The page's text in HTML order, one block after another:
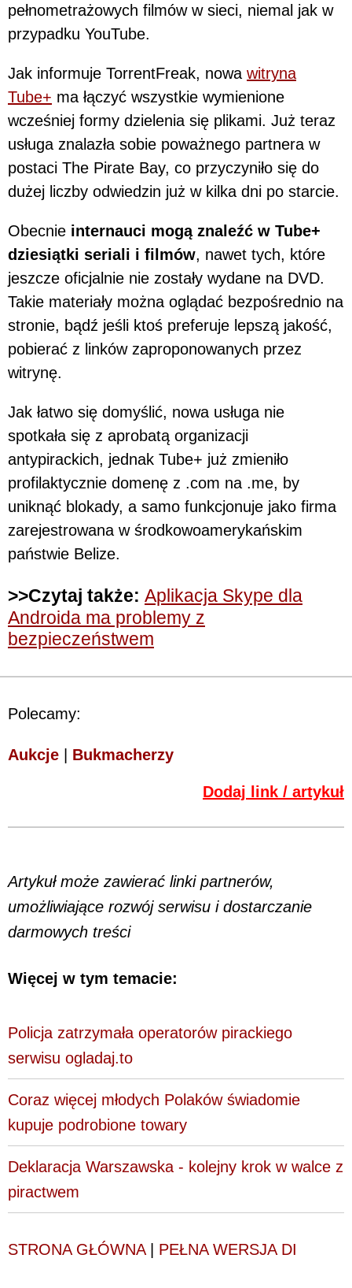
pełnometrażowych filmów w sieci, niemal jak w
przypadku YouTube.
Jak informuje TorrentFreak, nowa witryna
Tube+ ma łączyć wszystkie wymienione
wcześniej formy dzielenia się plikami. Już teraz
usługa znalazła sobie poważnego partnera w
postaci The Pirate Bay, co przyczyniło się do
dużej liczby odwiedzin już w kilka dni po starcie.
Obecnie internauci mogą znaleźć w Tube+
dziesiątki seriali i filmów, nawet tych, które
jeszcze oficjalnie nie zostały wydane na DVD.
Takie materiały można oglądać bezpośrednio na
stronie, bądź jeśli ktoś preferuje lepszą jakość,
pobierać z linków zaproponowanych przez
witrynę.
Jak łatwo się domyślić, nowa usługa nie
spotkała się z aprobatą organizacji
antypirackich, jednak Tube+ już zmieniło
profilaktycznie domenę z .com na .me, by
uniknąć blokady, a samo funkcjonuje jako firma
zarejestrowana w środkowoamerykańskim
państwie Belize.
>>Czytaj także: Aplikacja Skype dla
Androida ma problemy z
bezpieczeństwem
Polecamy:
Aukcje Bukmacherzy
Dodaj link / artykuł
Artykuł może zawierać linki partnerów,
umożliwiające rozwój serwisu i dostarczanie
darmowych treści
Więcej w tym temacie:
Policja zatrzymała operatorów pirackiego
serwisu ogladaj.to
Coraz więcej młodych Polaków świadomie
kupuje podrobione towary
Deklaracja Warszawska - kolejny krok w walce z
piractwem
STRONA GŁÓWNA| PEŁNA WERSJA DI